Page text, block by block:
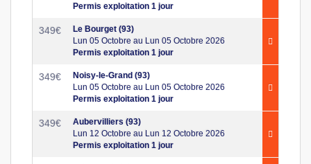
Permis exploitation 1 jour
349€
Le Bourget (93)
Lun 05 Octobre au Lun 05 Octobre 2026
Permis exploitation 1 jour
349€
Noisy-le-Grand (93)
Lun 05 Octobre au Lun 05 Octobre 2026
Permis exploitation 1 jour
349€
Aubervilliers (93)
Lun 12 Octobre au Lun 12 Octobre 2026
Permis exploitation 1 jour